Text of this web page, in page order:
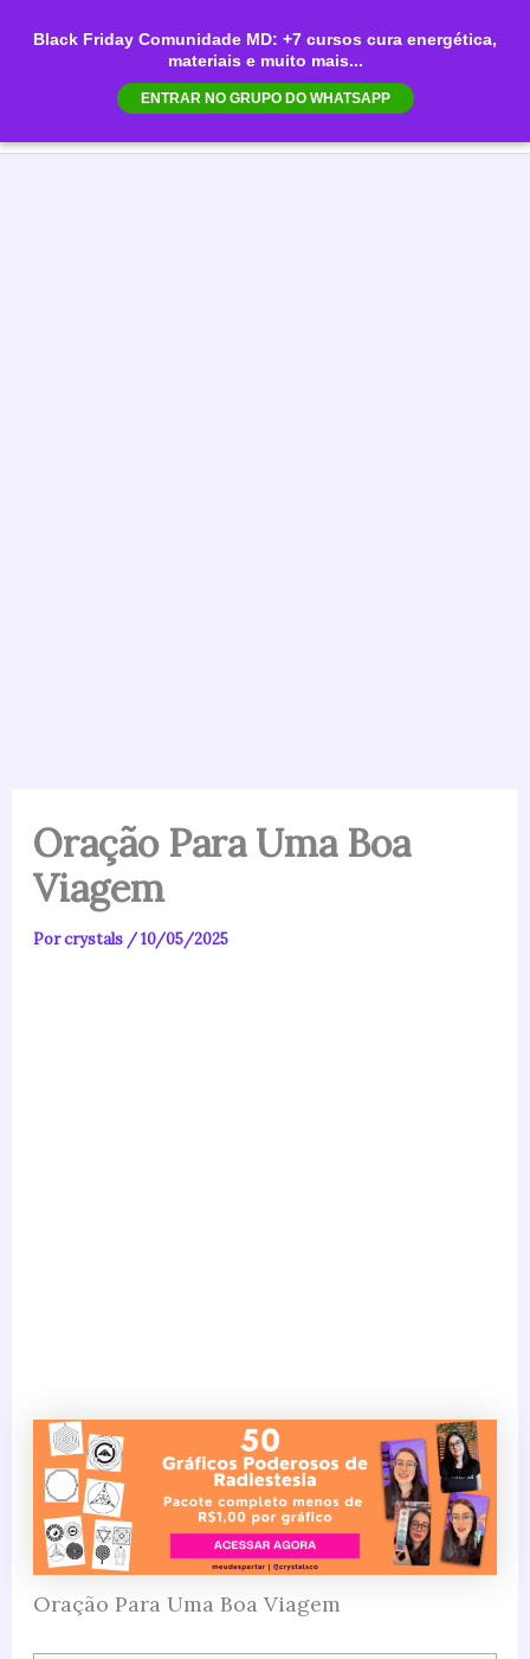
Black Friday Comunidade MD: +7 cursos cura energética,
materiais e muito mais...
ENTRAR NO GRUPO DO WHATSAPP
para
Oração Para Uma Boa
Viagem
Porcrystals /10/05/2025
Oração Para Uma Boa Viagem